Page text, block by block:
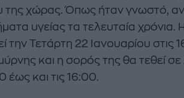
της χώρας. Όπως ήταν γνωστό,
υγείας τα τελευταία χρόνια.
την Τετάρτη 22 Ιανουαρίου στις
και η σορός της θα τεθεί
έως και τις 16:00.
καλοκαιρινή
σαλάτα με
φέτα και φράουλες
Nτίνα
έπαθα
πανικού
πεθάνω»